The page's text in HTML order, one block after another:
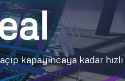
kapayıncaya kadar hızlı